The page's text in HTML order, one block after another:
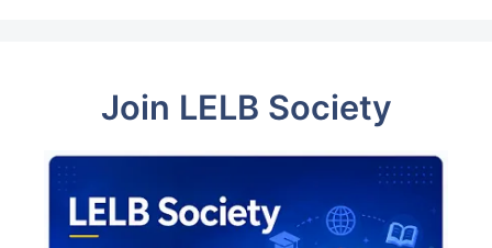
Join LELB Society